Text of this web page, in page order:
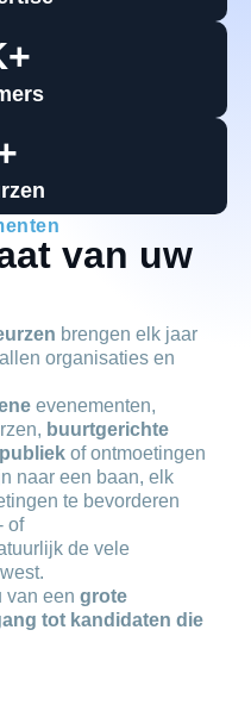
van uw
brengen elk jaar
organisaties en
evenementen,
buurtgerichte
of ontmoetingen
naar een baan, elk
te bevorderen
of
de vele
van een grote
tot kandidaten die